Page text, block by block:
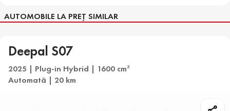
AUTOMOBILE LA PREȚ SIMILAR
Deepal S07
2025 | Plug-in Hybrid | 1600 cm3
Automată | 20 km